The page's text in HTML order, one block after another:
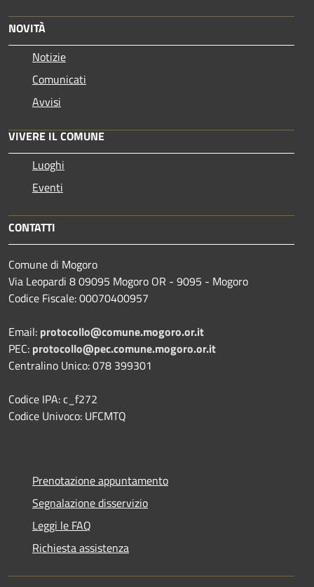
NOVITÀ
Notizie
Comunicati
Avvisi
VIVERE IL COMUNE
Luoghi
Eventi
CONTATTI
Comune di Mogoro
Via Leopardi 8 09095 Mogoro OR - 9095 - Mogoro
Codice Fiscale: 00070400957
Email: protocollo@comune.mogoro.or.it
PEC: protocollo@pec.comune.mogoro.or.it
Centralino Unico: 078 399301
Codice IPA: c_f272
Codice Univoco: UFCMTQ
Prenotazione appuntamento
Segnalazione disservizio
Leggi le FAQ
Richiesta assistenza